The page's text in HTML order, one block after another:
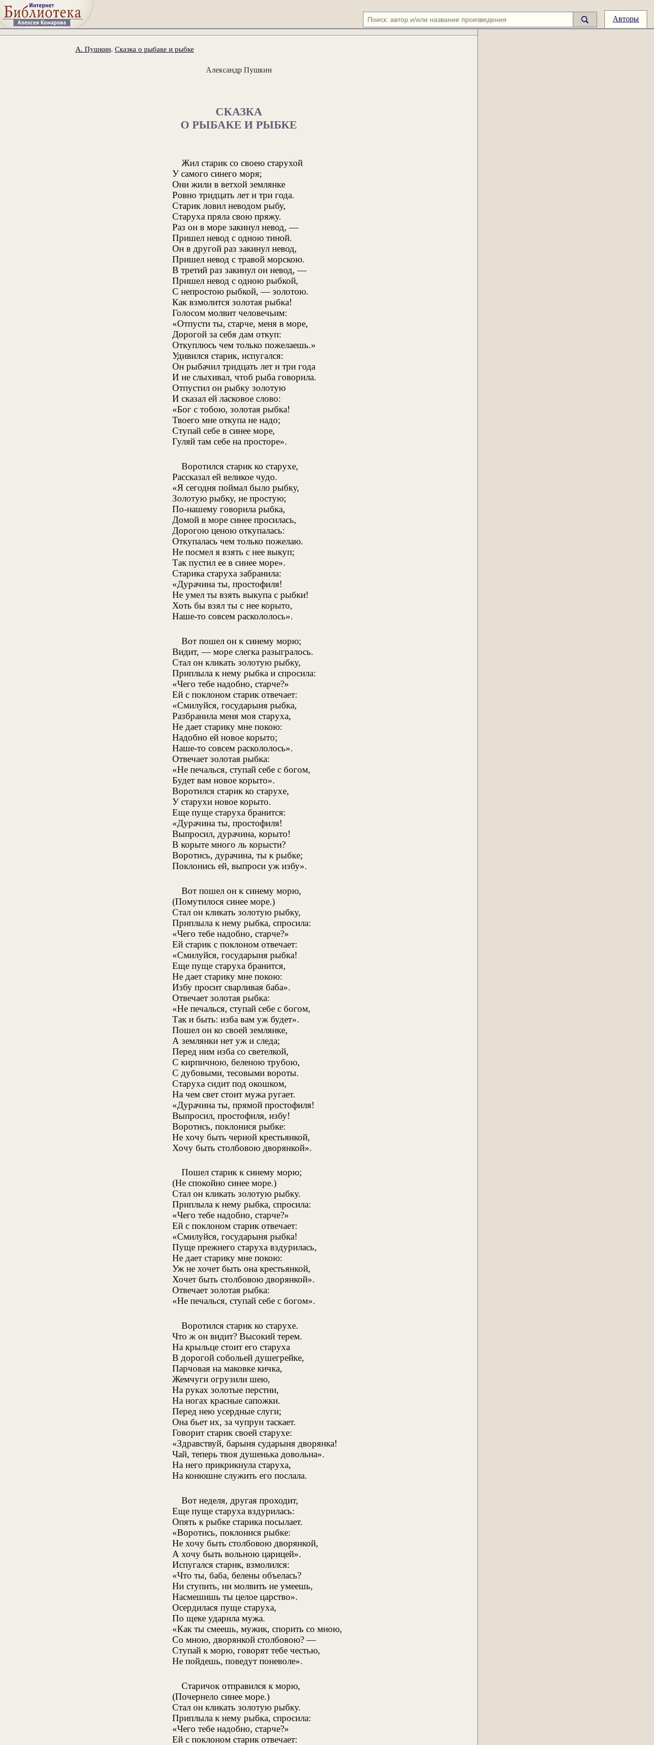
Авторы
А. Пушкин. Сказка о рыбаке и рыбке
Александр Пушкин
СКАЗКА
О РЫБАКЕ И РЫБКЕ
Жил старик со своею старухой
У самого синего моря;
Они жили в ветхой землянке
Ровно тридцать лет и три года.
Старик ловил неводом рыбу,
Старуха пряла свою пряжу.
Раз он в море закинул невод, —
Пришел невод с одною тиной.
Он в другой раз закинул невод,
Пришел невод с травой морскою.
В третий раз закинул он невод, —
Пришел невод с одною рыбкой,
С непростою рыбкой, — золотою.
Как взмолится золотая рыбка!
Голосом молвит человечьим:
«Отпусти ты, старче, меня в море,
Дорогой за себя дам откуп:
Откуплюсь чем только пожелаешь.»
Удивился старик, испугался:
Он рыбачил тридцать лет и три года
И не слыхивал, чтоб рыба говорила.
Отпустил он рыбку золотую
И сказал ей ласковое слово:
«Бог с тобою, золотая рыбка!
Твоего мне откупа не надо;
Ступай себе в синее море,
Гуляй там себе на просторе».
Воротился старик ко старухе,
Рассказал ей великое чудо.
«Я сегодня поймал было рыбку,
Золотую рыбку, не простую;
По-нашему говорила рыбка,
Домой в море синее просилась,
Дорогою ценою откупалась:
Откупалась чем только пожелаю.
Не посмел я взять с нее выкуп;
Так пустил ее в синее море».
Старика старуха забранила:
«Дурачина ты, простофиля!
Не умел ты взять выкупа с рыбки!
Хоть бы взял ты с нее корыто,
Наше-то совсем раскололось».
Вот пошел он к синему морю;
Видит, — море слегка разыгралось.
Стал он кликать золотую рыбку,
Приплыла к нему рыбка и спросила:
«Чего тебе надобно, старче?»
Ей с поклоном старик отвечает:
«Смилуйся, государыня рыбка,
Разбранила меня моя старуха,
Не дает старику мне покою:
Надобно ей новое корыто;
Наше-то совсем раскололось».
Отвечает золотая рыбка:
«Не печалься, ступай себе с богом,
Будет вам новое корыто».
Воротился старик ко старухе,
У старухи новое корыто.
Еще пуще старуха бранится:
«Дурачина ты, простофиля!
Выпросил, дурачина, корыто!
В корыте много ль корысти?
Воротись, дурачина, ты к рыбке;
Поклонись ей, выпроси уж избу».
Вот пошел он к синему морю,
(Помутилося синее море.)
Стал он кликать золотую рыбку,
Приплыла к нему рыбка, спросила:
«Чего тебе надобно, старче?»
Ей старик с поклоном отвечает:
«Смилуйся, государыня рыбка!
Еще пуще старуха бранится,
Не дает старику мне покою:
Избу просит сварливая баба».
Отвечает золотая рыбка:
«Не печалься, ступай себе с богом,
Так и быть: изба вам уж будет».
Пошел он ко своей землянке,
А землянки нет уж и следа;
Перед ним изба со светелкой,
С кирпичною, беленою трубою,
С дубовыми, тесовыми вороты.
Старуха сидит под окошком,
На чем свет стоит мужа ругает.
«Дурачина ты, прямой простофиля!
Выпросил, простофиля, избу!
Воротись, поклонися рыбке:
Не хочу быть черной крестьянкой,
Хочу быть столбовою дворянкой».
Пошел старик к синему морю;
(Не спокойно синее море.)
Стал он кликать золотую рыбку.
Приплыла к нему рыбка, спросила:
«Чего тебе надобно, старче?»
Ей с поклоном старик отвечает:
«Смилуйся, государыня рыбка!
Пуще прежнего старуха вздурилась,
Не дает старику мне покою:
Уж не хочет быть она крестьянкой,
Хочет быть столбовою дворянкой».
Отвечает золотая рыбка:
«Не печалься, ступай себе с богом».
Воротился старик ко старухе.
Что ж он видит? Высокий терем.
На крыльце стоит его старуха
В дорогой собольей душегрейке,
Парчовая на маковке кичка,
Жемчуги огрузили шею,
На руках золотые перстни,
На ногах красные сапожки.
Перед нею усердные слуги;
Она бьет их, за чупрун таскает.
Говорит старик своей старухе:
«Здравствуй, барыня сударыня дворянка!
Чай, теперь твоя душенька довольна».
На него прикрикнула старуха,
На конюшне служить его послала.
Вот неделя, другая проходит,
Еще пуще старуха вздурилась:
Опять к рыбке старика посылает.
«Воротись, поклонися рыбке:
Не хочу быть столбовою дворянкой,
А хочу быть вольною царицей».
Испугался старик, взмолился:
«Что ты, баба, белены объелась?
Ни ступить, ни молвить не умеешь,
Насмешишь ты целое царство».
Осердилася пуще старуха,
По щеке ударила мужа.
«Как ты смеешь, мужик, спорить со мною,
Со мною, дворянкой столбовою? —
Ступай к морю, говорят тебе честью,
Не пойдешь, поведут поневоле».
Старичок отправился к морю,
(Почернело синее море.)
Стал он кликать золотую рыбку.
Приплыла к нему рыбка, спросила:
«Чего тебе надобно, старче?»
Ей с поклоном старик отвечает: